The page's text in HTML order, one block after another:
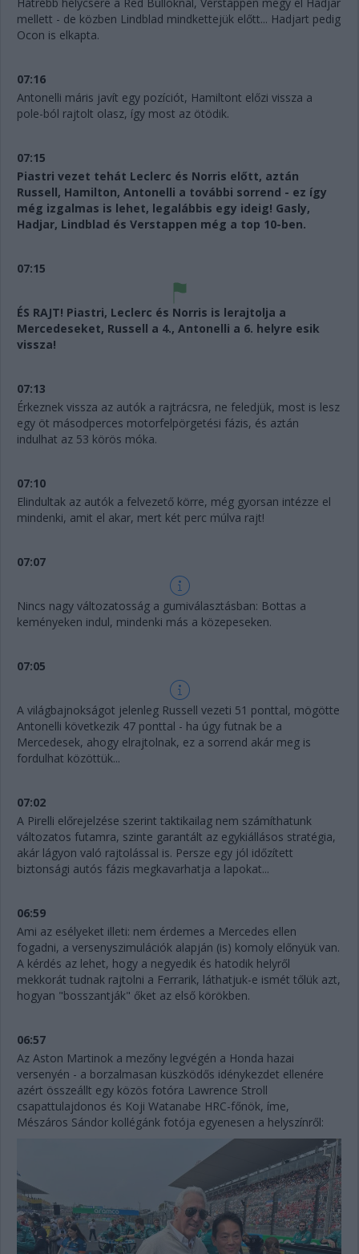
mellett - de közben Lindblad mindkettejük előtt... Hadjart pedig
Ocon is elkapta.
07:16
Antonelli máris javít egy pozíciót, Hamiltont előzi vissza a
pole-ból rajtolt olasz, így most az ötödik.
07:15
Piastri vezet tehát Leclerc és Norris előtt, aztán
Russell, Hamilton, Antonelli a további sorrend - ez így
még izgalmas is lehet, legalábbis egy ideig! Gasly,
Hadjar, Lindblad és Verstappen még a top 10-ben.
07:15
ÉS RAJT! Piastri, Leclerc és Norris is lerajtolja a
Mercedeseket, Russell a 4., Antonelli a 6. helyre esik
vissza!
07:13
Érkeznek vissza az autók a rajtrácsra, ne feledjük, most is lesz
egy öt másodperces motorfelpörgetési fázis, és aztán
indulhat az 53 körös móka.
07:10
Elindultak az autók a felvezető körre, még gyorsan intézze el
mindenki, amit el akar, mert két perc múlva rajt!
07:07
Nincs nagy változatosság a gumiválasztásban: Bottas a
keményeken indul, mindenki más a közepeseken.
07:05
A világbajnokságot jelenleg Russell vezeti 51 ponttal, mögötte
Antonelli következik 47 ponttal - ha úgy futnak be a
Mercedesek, ahogy elrajtolnak, ez a sorrend akár meg is
fordulhat közöttük...
07:02
A Pirelli előrejelzése szerint taktikailag nem számíthatunk
változatos futamra, szinte garantált az egykiállásos stratégia,
akár lágyon való rajtolással is. Persze egy jól időzített
biztonsági autós fázis megkavarhatja a lapokat...
06:59
Ami az esélyeket illeti: nem érdemes a Mercedes ellen
fogadni, a versenyszimulációk alapján (is) komoly előnyük van.
A kérdés az lehet, hogy a negyedik és hatodik helyről
mekkorát tudnak rajtolni a Ferrarik, láthatjuk-e ismét tőlük azt,
hogyan "bosszantják" őket az első körökben.
06:57
Az Aston Martinok a mezőny legvégén a Honda hazai
versenyén - a borzalmasan küszködős idénykezdet ellenére
azért összeállt egy közös fotóra Lawrence Stroll
csapattulajdonos és Koji Watanabe HRC-főnök, íme,
Mészáros Sándor kollégánk fotója egyenesen a helyszínről: